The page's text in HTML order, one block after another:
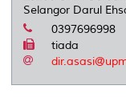
Selangor Darul
0397696998
tiada